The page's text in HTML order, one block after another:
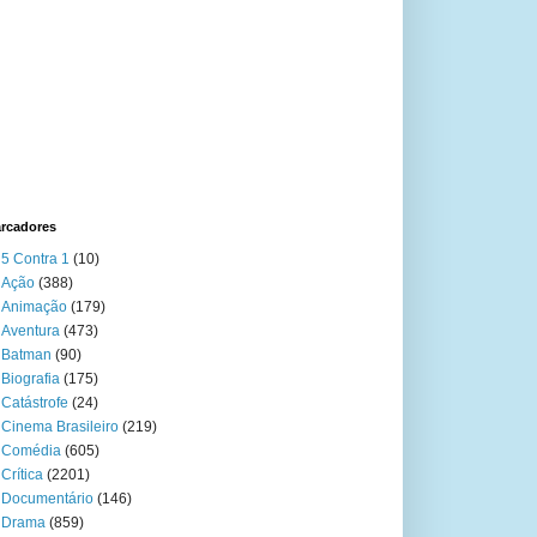
5 Contra 1 (10)
Ação (388)
Animação (179)
Aventura (473)
Batman (90)
Biografia (175)
Catástrofe (24)
Cinema Brasileiro (219)
Comédia (605)
Crítica (2201)
Documentário (146)
Drama (859)